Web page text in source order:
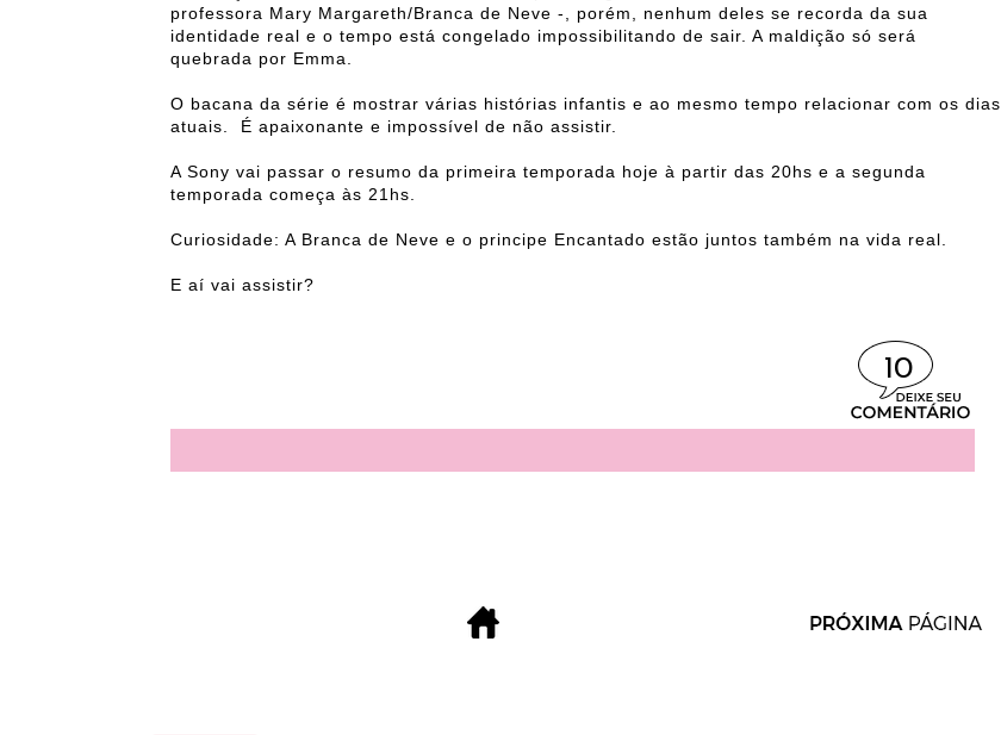
professora Mary Margareth/Branca de Neve -, porém, nenhum deles se recorda da sua
identidade real e o tempo está congelado impossibilitando de sair. A maldição só será
quebrada por Emma.
O bacana da série é mostrar várias histórias infantis e ao mesmo tempo relacionar com os dias
atuais. É apaixonante e impossível de não assistir.
A Sony vai passar o resumo da primeira temporada hoje à partir das 20hs e a segunda
temporada começa às 21hs.
Curiosidade: A Branca de Neve e o principe Encantado estão juntos também na vida real.
E aí vai assistir?
10